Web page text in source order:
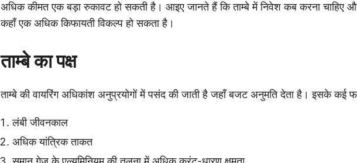
अधिक कीमत एक बड़ा रुकावट हो सकती है। आइए जानते हैं कि ताम्बे में निवेश कब करना चाहिए
कहाँ एक अधिक किफायती विकल्प हो सकता है।
ताम्बे का पक्ष
ताम्बे की वायरिंग अधिकांश अनुप्रयोगों में पसंद की जाती है जहाँ बजट अनुमति देता है। इसके कई
लंबी जीवनकाल
अधिक यांत्रिक ताकत